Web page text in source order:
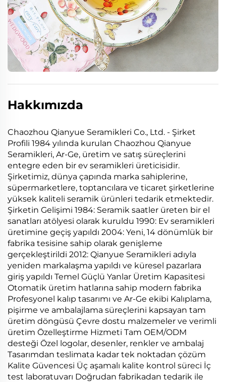
Hakkımızda
Chaozhou Qianyue Seramikleri Co., Ltd. - Şirket
Profili 1984 yılında kurulan Chaozhou Qianyue
Seramikleri, Ar-Ge, üretim ve satış süreçlerini
entegre eden bir ev seramikleri üreticisidir.
Şirketimiz, dünya çapında marka sahiplerine,
süpermarketlere, toptancılara ve ticaret şirketlerine
yüksek kaliteli seramik ürünleri tedarik etmektedir.
Şirketin Gelişimi 1984: Seramik saatler üreten bir el
sanatları atölyesi olarak kuruldu 1990: Ev seramikleri
üretimine geçiş yapıldı 2004: Yeni, 14 dönümlük bir
fabrika tesisine sahip olarak genişleme
gerçekleştirildi 2012: Qianyue Seramikleri adıyla
yeniden markalaşma yapıldı ve küresel pazarlara
giriş yapıldı Temel Güçlü Yanlar Üretim Kapasitesi
Otomatik üretim hatlarına sahip modern fabrika
Profesyonel kalıp tasarımı ve Ar-Ge ekibi Kalıplama,
pişirme ve ambalajlama süreçlerini kapsayan tam
üretim döngüsü Çevre dostu malzemeler ve verimli
üretim Özelleştirme Hizmeti Tam OEM/ODM
desteği Özel logolar, desenler, renkler ve ambalaj
Tasarımdan teslimata kadar tek noktadan çözüm
Kalite Güvencesi Üç aşamalı kalite kontrol süreci İç
test laboratuvarı Doğrudan fabrikadan tedarik ile